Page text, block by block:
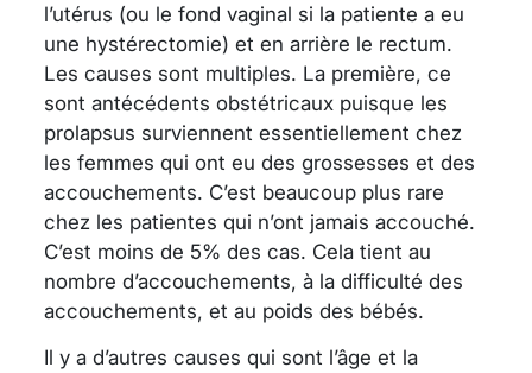
l’utérus (ou le fond vaginal si la patiente a eu
une hystérectomie) et en arrière le rectum.
Les causes sont multiples. La première, ce
sont antécédents obstétricaux puisque les
prolapsus surviennent essentiellement chez
les femmes qui ont eu des grossesses et des
accouchements. C’est beaucoup plus rare
chez les patientes qui n’ont jamais accouché.
C’est moins de 5% des cas. Cela tient au
nombre d’accouchements, à la difficulté des
accouchements, et au poids des bébés.
Il y a d’autres causes qui sont l’âge et la